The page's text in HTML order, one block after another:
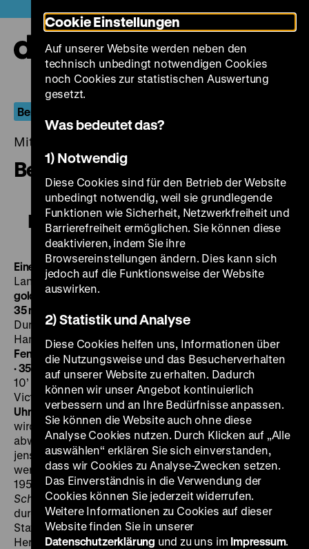
zum
Seiteninhalt
springen
Berlin.Dokument
Mittwoch, 23. März 2016, 20.00 - 00.00 Uhr
Berliner Kaleidoskop
Berliner Kaleidoskop
Eine Schlagader der GroßstadtBRD 1956, R: Herbert
Lander, 13’· 35 mm Meister Zacharias und seine acht
goldenen ZeigerDDR 1958, R: Bernhard Thieme, 24’
35 mm
Durniok, 10’· 35 mm Mit 18 nach 18BRD 1960, R:
Hansjürgen Pohland, 12’· 35 mm Die
Fensterputzerserenade
DDR 1960, R: Rolf Schnabel, 16’
· 35 mm Alpen auf berlinischBRD 1967, R: Peter Cürlis,
10’
· 35 mm Noch 49 StundenBRD 1969, R: Herbert
Victor, 11’· 16 mm SO 20.03. um 18 Uhr + MI 23.03. um 20
Uhr · Einführung: Jeanpaul GoergenIn den 1960er Jahren
wird die Darstellung Berlins im Dokumentarfilm
abwechslungsreicher und bunter. Neue Stilmittel
jenseits der herkömmlichen Postkartenansichten
werden erprobt. Ansätze dazu gab es bereits in den
1950er Jahren, etwa wenn Herbert Lander 1956 in
Schlagader der Großstadtdie Berliner U-Bahn nur
durch ihre vielfältigen Geräusche und
Stationsdurchsagen charakterisiert. Auch die 1969 von
Herbert Victor inNoch 49 Stundenmontierten
Cookie Einstellungen
Auf unserer Website werden neben den
technisch unbedingt notwendigen Cookies
noch Cookies zur statistischen Auswertung
gesetzt.
Was bedeutet das?
1) Notwendig
Diese Cookies sind für den Betrieb der Website
unbedingt notwendig, weil sie grundlegende
Funktionen wie Sicherheit, Netzwerkfreiheit und
Barrierefreiheit ermöglichen. Sie können diese
deaktivieren, indem Sie ihre
Browsereinstellungen ändern. Dies kann sich
jedoch auf die Funktionsweise der Website
auswirken.
2) Statistik und Analyse
Diese Cookies helfen uns, Informationen über
die Nutzungsweise und das Besucherverhalten
auf unserer Website zu erhalten. Dadurch
können wir unser Angebot kontinuierlich
verbessern und an Ihre Bedürfnisse anpassen.
Sie können die Website auch ohne diese
Analyse Cookies nutzen. Durch Klicken auf „Alle
auswählen“ erklären Sie sich einverstanden,
dass wir Cookies zu Analyse-Zwecken setzen.
Das Einverständnis in die Verwendung der
Cookies können Sie jederzeit widerrufen.
Weitere Informationen zu Cookies auf dieser
Website finden Sie in unserer
Datenschutzerklärung und zu uns im Impressum.